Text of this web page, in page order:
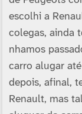
escolhi a
colegas, ainda
nhamos
carro alugar
depois, afinal,
Renault, mas